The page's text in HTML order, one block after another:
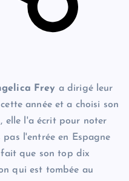
Frey a dirigé leur
année et a choisi son
elle l'a écrit pour noter
l'entrée en Espagne
fait que son top dix
qui est tombée au